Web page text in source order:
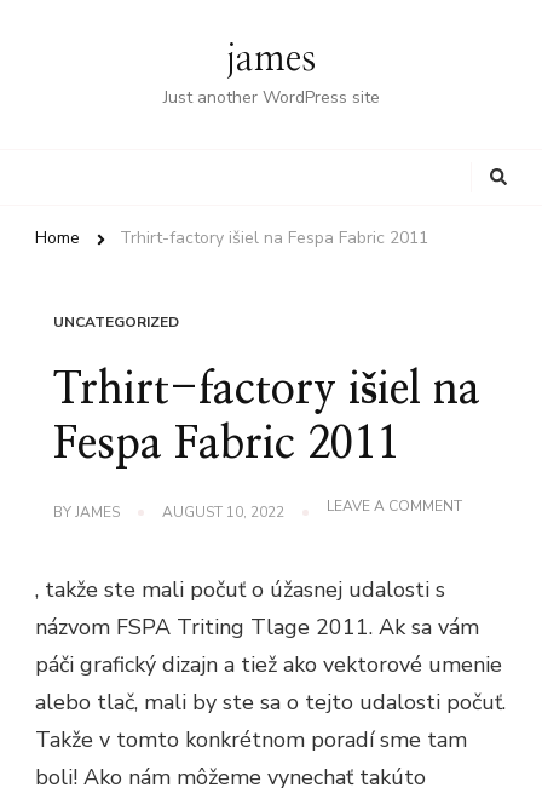
james
Just another WordPress site
Home Trhirt-factory išiel na Fespa Fabric 2011
UNCATEGORIZED
Trhirt-factory išiel na
Fespa Fabric 2011
BYJAMES AUGUST 10, 2022 LEAVE A COMMENTON
FABRIC
, takže ste mali počuť o úžasnej udalosti s
názvom FSPA Triting Tlage 2011. Ak sa vám
páči grafický dizajn a tiež ako vektorové umenie
alebo tlač, mali by ste sa o tejto udalosti počuť.
Takže v tomto konkrétnom poradí sme tam
boli! Ako nám môžeme vynechať takúto